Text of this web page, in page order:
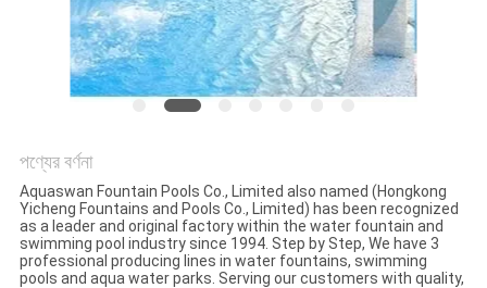
PRIVACY
POLICY
পণ্যের বর্ণনা
Aquaswan Fountain Pools Co., Limited also named (Hongkong
Yicheng Fountains and Pools Co., Limited) has been recognized
as a leader and original factory within the water fountain and
swimming pool industry since 1994. Step by Step, We have 3
professional producing lines in water fountains, swimming
pools and aqua water parks. Serving our customers with quality,